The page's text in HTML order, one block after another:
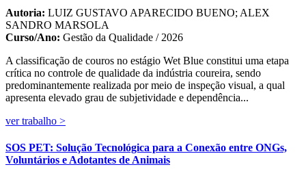
Autoria: LUIZ GUSTAVO APARECIDO BUENO; ALEX
SANDRO MARSOLA
Curso/Ano: Gestão da Qualidade / 2026
A classificação de couros no estágio Wet Blue constitui uma etapa
crítica no controle de qualidade da indústria coureira, sendo
predominantemente realizada por meio de inspeção visual, a qual
apresenta elevado grau de subjetividade e dependência...
ver trabalho >
SOS PET: Solução Tecnológica para a Conexão entre ONGs,
Voluntários e Adotantes de Animais